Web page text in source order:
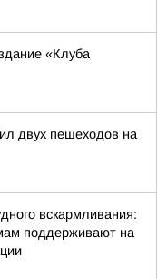
«Клуба
двух пешеходов на
вскармливания:
поддерживают на